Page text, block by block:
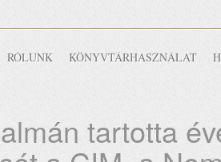
RÓLUNK KÖNYVTÁRHASZNÁLAT
tartotta